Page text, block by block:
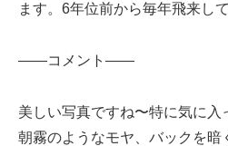
ます。6年位前から毎年飛来し
——コメント——
美しい写真ですね〜特に気に入
朝霧のようなモヤ、バックを暗